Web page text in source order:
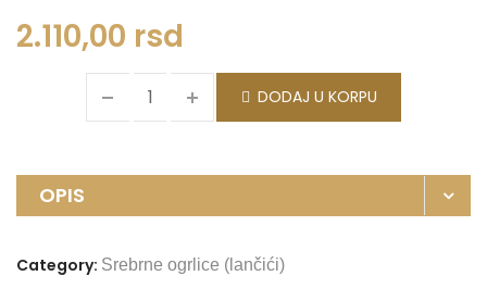
2.110,00 rsd
DODAJ U KORPU
OPIS
Category: Srebrne ogrlice (lančići)